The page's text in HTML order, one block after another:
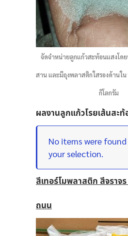
จัดจำหน่ายลูกแก้วสะท้อนแสงโด
สาน และมีถุงพลาสติกใสรองด้านใน
กิโลกรัม
ผลงานลูกแก้วโรยเส้นสะท้
No items were
your selection.
สีเทอร์โมพลาสติก สีจราจ
ถนน